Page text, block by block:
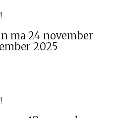
ma 24 november
2025